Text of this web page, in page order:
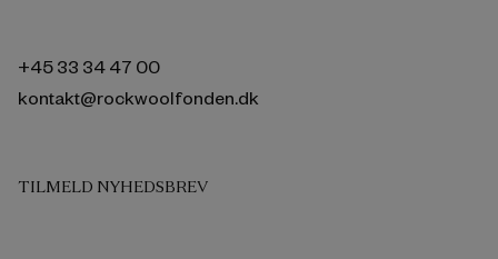
+45 33 34 47 00
kontakt@rockwoolfonden.dk
TILMELD NYHEDSBREV